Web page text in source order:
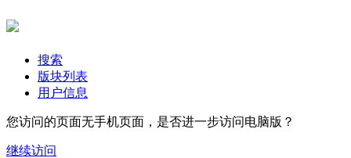
搜索
版块列表
用户信息
您访问的页面无手机页面，是否进一步访问电脑版？
继续访问